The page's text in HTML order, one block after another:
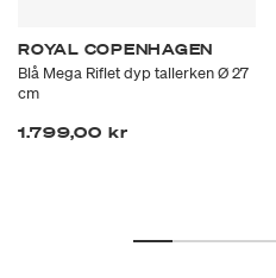
ROYAL COPENHAGEN
Blå Mega Riflet dyp tallerken Ø 27
cm
1.799,00 kr